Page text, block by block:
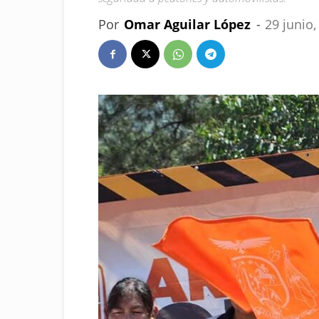
Por Omar Aguilar López - 29 junio,